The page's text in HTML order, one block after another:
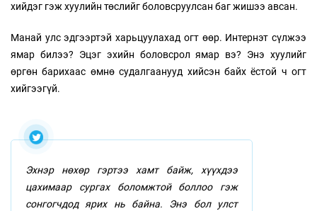
хийдэг гэж хуулийн төслийг боловсруулсан баг жишээ авсан.
Манай улс эдгээртэй харьцуулахад огт өөр. Интернэт сүлжээ
ямар билээ? Эцэг эхийн боловсрол ямар вэ? Энэ хуулийг
өргөн барихаас өмнө судалгаанууд хийсэн байх ёстой ч огт
хийгээгүй.
Эхнэр нөхөр гэртээ хамт байж, хүүхдээ
цахимаар сургах боломжтой боллоо гэж
сонгогчдод ярих нь байна. Энэ бол улст